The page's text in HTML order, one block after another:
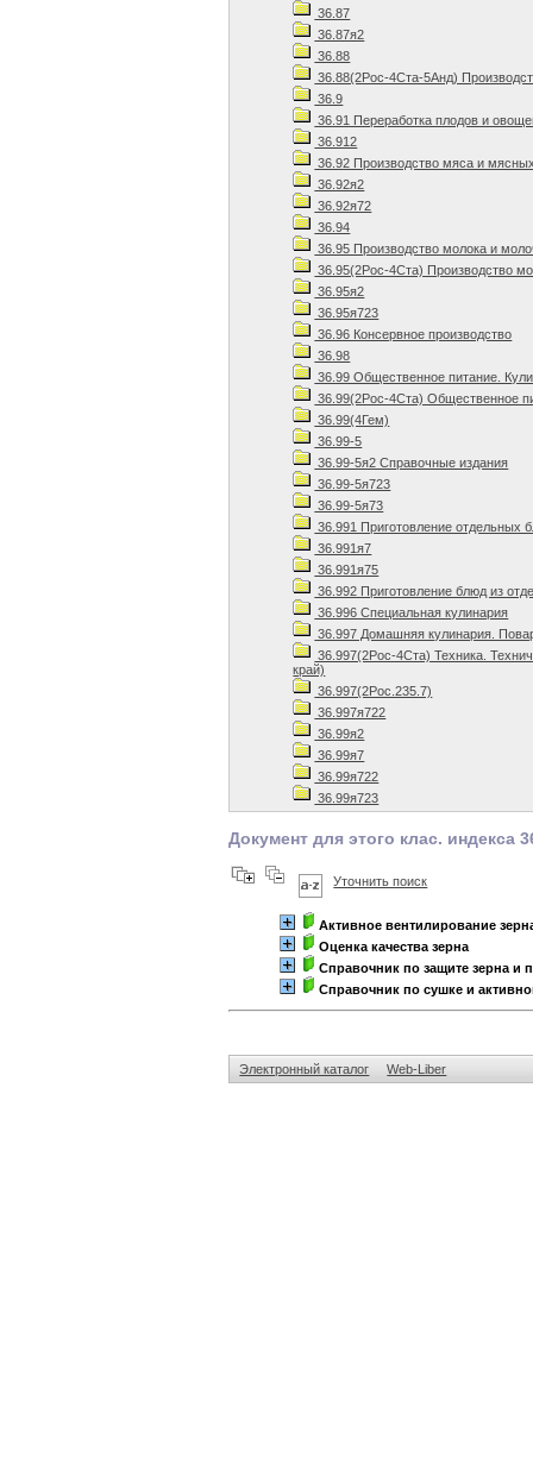
36.87
36.87я2
36.88
36.88(2Рос-4Ста-5Анд)
36.9
36.91 Переработка плодов и
36.912
36.92 Производство мяса и
36.92я2
36.92я72
36.94
36.95 Производство молока и
36.95(2Рос-4Ста) Производство
36.95я2
36.95я723
36.96 Консервное производство
36.98
36.99 Общественное питание.
36.99(2Рос-4Ста) Общественное
36.99(4Гем)
36.99-5
36.99-5я2 Справочные издания
36.99-5я723
36.99-5я73
36.991 Приготовление отдельных
36.991я7
36.991я75
36.992 Приготовление блюд из
36.996 Специальная кулинария
36.997 Домашняя кулинария.
36.997(2Рос-4Ста) Техника.
край)
36.997(2Рос.235.7)
36.997я722
36.99я2
36.99я7
36.99я722
36.99я723
Документ для этого клас. индекса
Уточнить поиск
Активное вентилирование
Оценка качества зерна
Справочник по защите зерна и
Справочник по сушке и
Электронный каталог Web-Liber